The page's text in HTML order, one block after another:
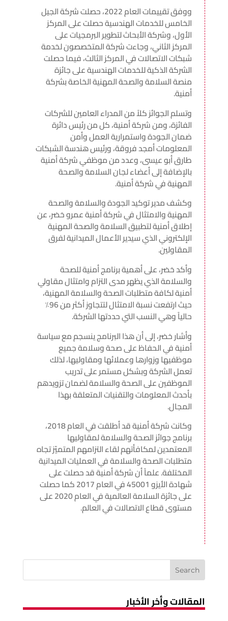
ووفق تقييمات العام 2022، حصلت شركة الجيل
الخامس للخدمات الهندسية حصلت على المركز
الأول، وشركة الأبحاث لتطوير البرمجيات على
المركز الثاني، وجاءت شركة المتخصصون لخدمة
شبكات الاتصالات في المركز الثالث، فيما حصلت
الشركة الذكية للخدمات الهندسية على جائزة
منصة السلامة والصحة المهنية الخاصة بشركة
أمنية.
وتسلم الجوائز كلاً من المدراء العامين للشركات
الفائزة، ومن شركة أمنية، كل من رئيس دائرة
ضمان الجودة واستمرارية العمل وأمن
المعلومات أمجد فروقة، ورئيس هندسة الشبكات
طارق أبو عيسى، وعدد من موظفي شركة أمنية
بالإضافة إلى أعضاء لجان السلامة والصحة
المهنية في شركة أمنية.
وكشف مدير توكيد الجودة والسلامة والصحة
المهنية والامتثال في شركة أمنية عمرو خضر، عن
إطلاق أمنية لتطبيق السلامة والصحة المهنية
الإلكتروني الذي سيدير الأعمال الميدانية لفرق
المقاولين.
وأكد خضر، على أهمية برنامج أمنية للصحة
والسلامة الذي يظهر مدى التزام وامتثال مقاولي
أمنية لكافة متطلبات الصحة والسلامة المهنية،
حيث ارتفعت نسبة الامتثال لتتجاوز أكثر من 96٪
حالياً وهي النسب التي حددتها الشركة.
وأشار خضر، إلى أن هذا البرنامج ينسجم مع سياسة
أمنية في الحفاظ على صحة وسلامة جميع
موظفيها وزوارها وعملائها ومقاوليها، لذلك
تعمل الشركة وبشكل مستمر على تدريب
الموظفين على الصحة والسلامة لضمان تزويدهم
بأحدث المعلومات والتقنيات المتعلقة بهذا
المجال.
وكانت شركة أمنية قد أطلقت في العام 2018،
برنامج جوائز الصحة والسلامة لمقاوليها
المعتمدين لمكافأتهم لقاء التزامهم المتميّز تجاه
متطلبات الصحة والسلامة في العمليات الميدانية
المختلفة. علماً أن شركة أمنية قد حصلت على
شهادة الأيزو 45001 في العام 2017 كما حصلت
على جائزة السلامة العالمية في العام 2020 على
مستوى قطاع الاتصالات في العالم.
المقالات وأخر الأخبار